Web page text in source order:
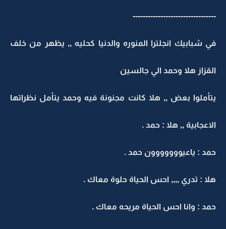
---------------------------------
في شبابيك انجلترا المنوره والدنيا كحليه ,, يظهر من خلف
القزاز هلا وحمد الي جالسين
يتأملوا بعض ,, هلا كانت مجنونة فيه وحمد يتأمل نظراتها
الاعجابية ,, هلا : حمد .
حمد : ياعيووووووون حمد .
هلا : تدري ,,,, احس الحياة حلوة معاك .
حمد : وانا احس الحياة مريحه معاك .